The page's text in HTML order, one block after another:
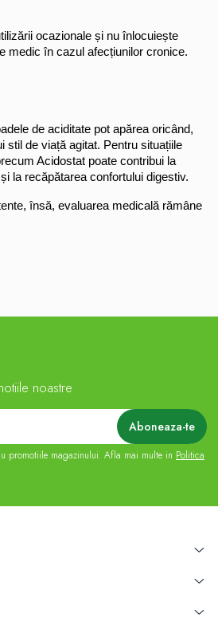
ocazionale și nu înlocuiește
medic în cazul afecțiunilor cronice.
de aciditate pot apărea oricând,
stil de viață agitat. Pentru situațiile
Acidostat poate contribui la
la recăpătarea confortului digestiv.
însă, evaluarea medicală rămâne
noastre
promotiile magazinului. Afla mai multe in Politica